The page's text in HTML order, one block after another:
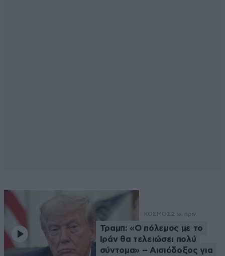
ΚΟΣΜΟΣ2 ω. πριν
Τραμπ: «Ο πόλεμος με το
Ιράν θα τελειώσει πολύ
σύντομα» – Αισιόδοξος για